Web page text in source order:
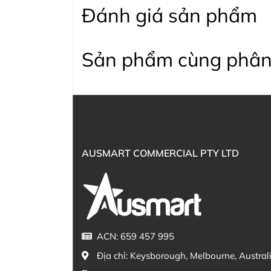
Đánh giá sản phẩm
Sản phẩm cùng
AUSMART COMMERCIAL PTY LTD
ACN: 659 457 995
Địa chỉ: Keysborough, Melbourne,